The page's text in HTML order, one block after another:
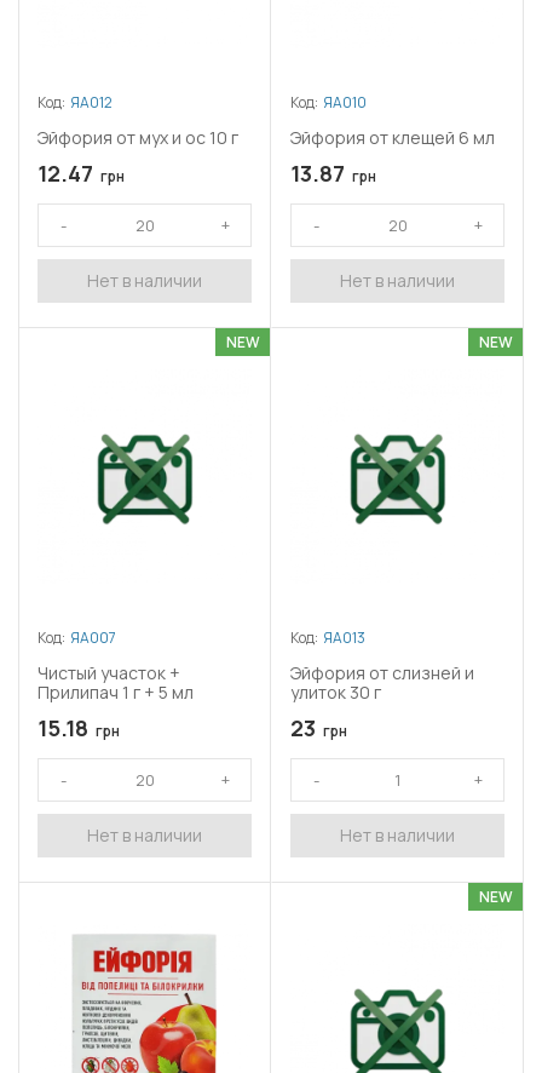
Код: ЯА012
Эйфория от мух и ос 10 г
12.47 грн
Нет в наличии
Код: ЯА010
Эйфория от клещей 6 мл
13.87 грн
Нет в наличии
NEW
Код: ЯА007
Чистый участок +
Прилипач 1 г + 5 мл
15.18 грн
Нет в наличии
NEW
Код: ЯА013
Эйфория от слизней и
улиток 30 г
23 грн
Нет в наличии
NEW